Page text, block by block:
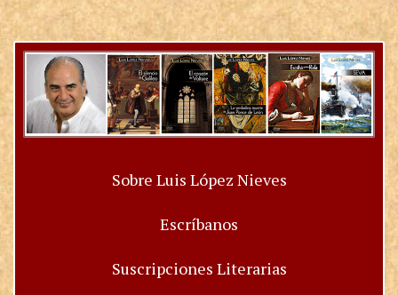
Sobre Luis López Nieves
Escríbanos
Suscripciones Literarias